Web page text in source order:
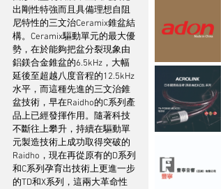
出剛性特強而且具備理想自阻
尼特性的三文治Ceramix錐盆結
構。Ceramix驅動單元的最大優
勢，在於能夠把盆分裂現象由
鋁鎂合金錐盆的6.5kHz，大幅
延後至超越八度音程的12.5kHz
水平，而這種先進的三文治錐
盆技術，早在Raidho的C系列產
品上已經發揮作用。隨著科技
不斷往上攀升，持續在驅動單
元製造技術上成功取得突破的
Raidho，現在再從原有的D系列
和C系列孕育出技術上更進一步
的TD和X系列，這兩大革命性